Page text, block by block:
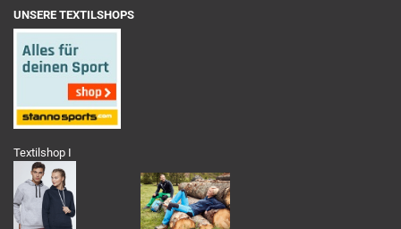
UNSERE TEXTILSHOPS
Textilshop I